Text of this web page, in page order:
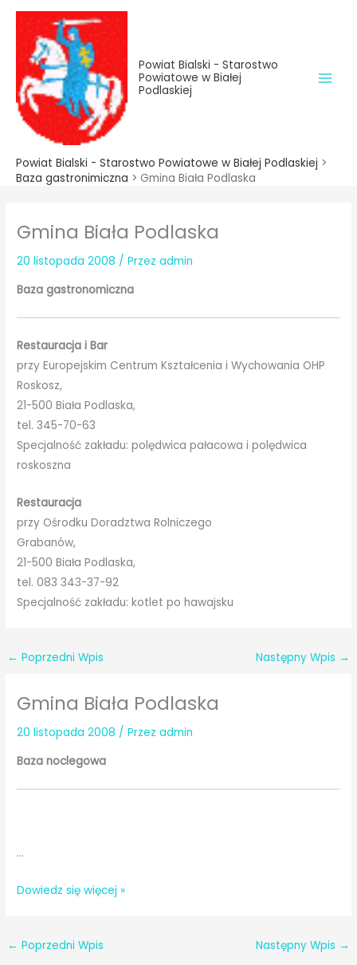
treści
Przejdź
treści
Powiat Bialski - Starostwo
Powiatowe w Białej
Podlaskiej
Powiat Bialski - Starostwo Powiatowe w Białej Podlaskiej >
Baza gastronimiczna > Gmina Biała Podlaska
Gmina Biała Podlaska
20 listopada 2008 / Przezadmin
Baza gastronomiczna
Restauracja i Bar
przy Europejskim Centrum Kształcenia i Wychowania OHP
Roskosz,
21-500 Biała Podlaska,
tel. 345-70-63
Specjalność zakładu: polędwica pałacowa i polędwica
roskoszna
Restauracja
przy Ośrodku Doradztwa Rolniczego
Grabanów,
21-500 Biała Podlaska,
tel. 083 343-37-92
Specjalność zakładu: kotlet po hawajsku
← Poprzedni Wpis Następny Wpis →
Gmina Biała Podlaska
20 listopada 2008 / Przezadmin
Baza noclegowa
…
Gmina
Dowiedz się więcej »
← Poprzedni Wpis Następny Wpis →